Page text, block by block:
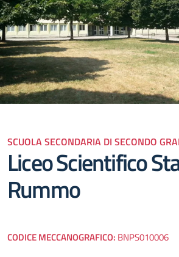
SCUOLA SECONDARIA DI SECONDO
Liceo Scientifico
Rummo
CODICE MECCANOGRAFICO: BNPS010006